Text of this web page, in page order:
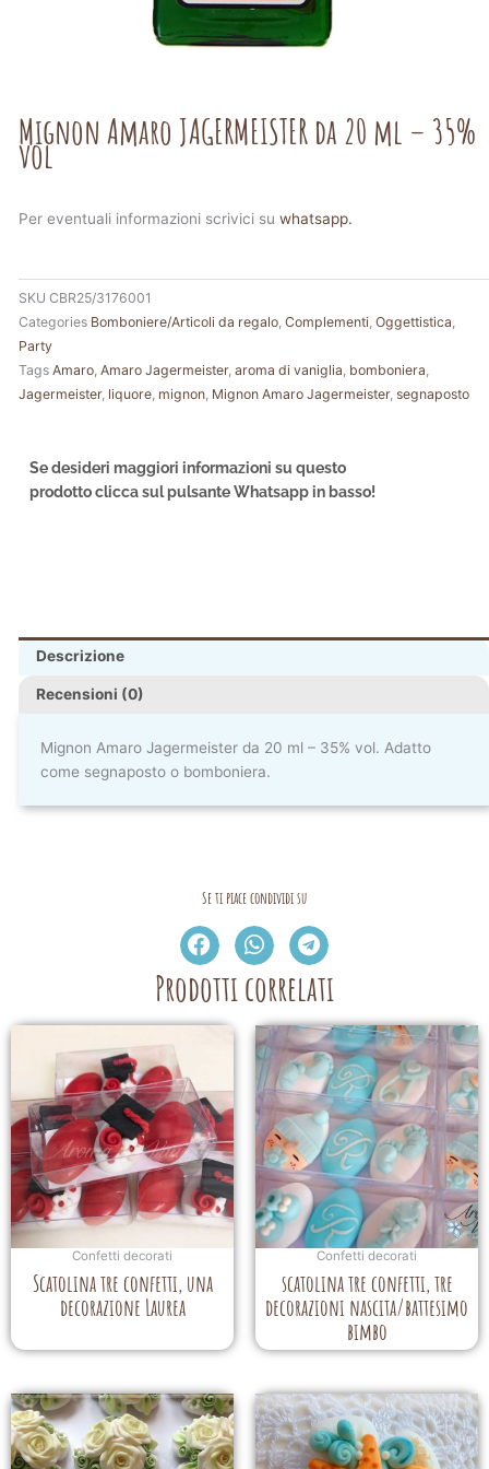
Mignon Amaro JAGERMEISTER da 20 ml – 35%
vol
Per eventuali informazioni scrivici su whatsapp.
SKU CBR25/3176001
Categories Bomboniere/Articoli da regalo Complementi Oggettistica
Party
Tags Amaro Amaro Jagermeister, aroma di vaniglia bomboniera
Jagermeister, liquore mignon Mignon Amaro Jagermeister, segnaposto
Se desideri maggiori informazioni su questo
prodotto clicca sul pulsante Whatsapp in basso!
Descrizione
Recensioni (0)
Mignon Amaro Jagermeister da 20 ml – 35% vol. Adatto
come segnaposto o bomboniera.
Se ti piace condividi su
Prodotti correlati
Confetti decorati
Scatolina tre confetti, una
decorazione Laurea
Confetti decorati
scatolina tre confetti, tre
decorazioni nascita/battesimo
bimbo